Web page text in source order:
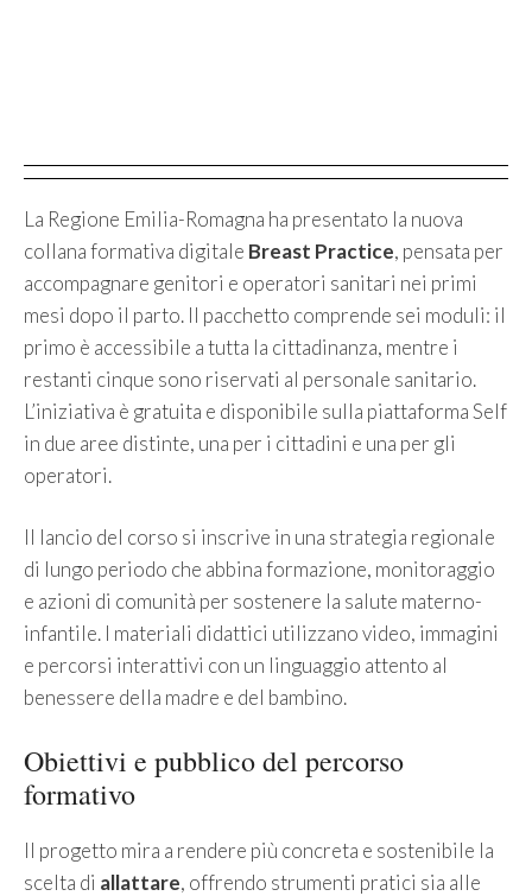
La Regione Emilia-Romagna ha presentato la nuova
collana formativa digitale Breast Practice, pensata per
accompagnare genitori e operatori sanitari nei primi
mesi dopo il parto. Il pacchetto comprende sei moduli: il
primo è accessibile a tutta la cittadinanza, mentre i
restanti cinque sono riservati al personale sanitario.
L’iniziativa è gratuita e disponibile sulla piattaforma Self
in due aree distinte, una per i cittadini e una per gli
operatori.
Il lancio del corso si inscrive in una strategia regionale
di lungo periodo che abbina formazione, monitoraggio
e azioni di comunità per sostenere la salute materno-
infantile. I materiali didattici utilizzano video, immagini
e percorsi interattivi con un linguaggio attento al
benessere della madre e del bambino.
Obiettivi e pubblico del percorso
formativo
Il progetto mira a rendere più concreta e sostenibile la
scelta di allattare, offrendo strumenti pratici sia alle